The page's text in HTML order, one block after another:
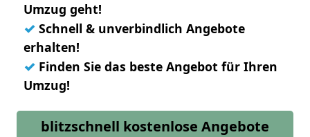
Umzug geht!
✓ Schnell & unverbindlich Angebote
erhalten!
✓ Finden Sie das beste Angebot für Ihren
Umzug!
blitzschnell kostenlose Angebote